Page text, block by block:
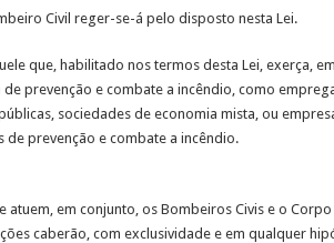
Civil reger-se-á pelo disposto nesta Lei.
que, habilitado nos termos desta Lei, exerça,
de prevenção e combate a incêndio, como
sociedades de economia mista, ou
de prevenção e combate a incêndio.
atuem, em conjunto, os Bombeiros Civis e o
caberão, com exclusividade e em qualquer